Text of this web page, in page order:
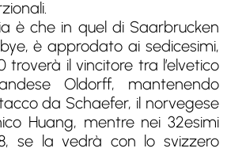
è che in quel di Saarbrucken
è approdato ai sedicesimi,
troverà il vincitore tra l’elvetico
Oldorff, mantenendo
da Schaefer, il norvegese
Huang, mentre nei 32esimi
se la vedrà con lo svizzero